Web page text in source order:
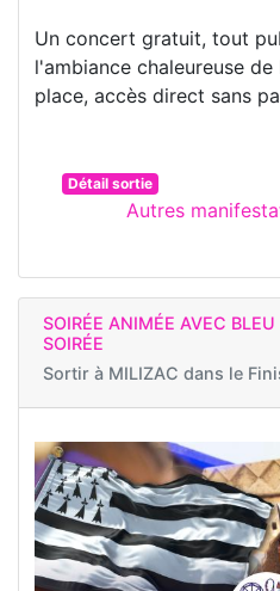
Un concert gratuit, tout
l'ambiance chaleureuse
place, accès direct sans
Détail sortie
Autres
SOIRÉE ANIMÉE AVEC
SOIRÉE
Sortir à MILIZAC dans le